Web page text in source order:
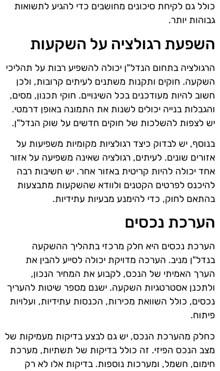
כולל גם לקיחת סיכונים מחושבים כדי להגיע לתשואות
גבוהות יותר.
השפעת רגולציה על השקעות
הרגולציה בתחום הנדל"ן יכולה להשפיע רבות על תהליכי
השקעה. חוקים ותקנות משתנים לעיתים קרובות, ולכן
חשוב להיות מעודכנים בכל השינויים. חוקי תכנון, מסים,
והגבלות בנייה יכולים לשנות את התמונה באופן דרמטי.
יש לצפות להשלכות של חוקים חדשים על שוק הנדל"ן.
בנוסף, יש לבדוק כיצד רגולציות מקומיות משפיעות על
אזורים שונים. לעיתים, רגולציה שאינה משפיעה על אזור
אחד יכולה להיות קריטית באזור אחר. יש חשיבות רבה
להיכנס לפרטים הקטנים ולוודא שהשקעות מתבצעות
בהתאם לחוק, כדי להימנע מבעיות עתידיות.
הערכת נכסים
הערכת נכסים היא חלק מרכזי בתהליך ההשקעה
בנדל"ן מניב. הערכה מדויקת יכולה לסייע להבין את
הערך האמיתי של הנכס, לקבוע את המחיר הנכון,
ולתכנן אסטרטגיות השקעה. ישנם מספר שיטות להעריך
נכסים, כולל השוואת מכירות, הכנסות עתידיות, ועלויות
פיתוח.
כחלק מהערכת הנכס, יש גם לבצע בדיקות מעמיקות של
מצב הנכס הפיזי. זה כולל בדיקות של תשתיות, מערכת
חימום, חשמל, ומערכות נוספות. בדיקות אלו לא רק